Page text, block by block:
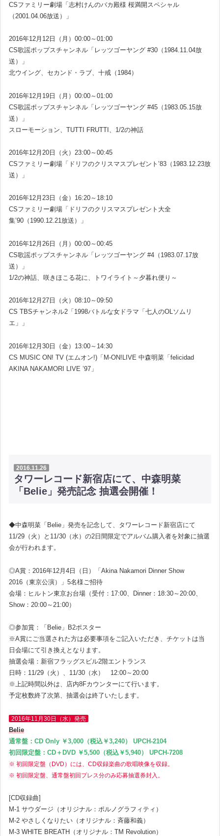
CSファミリー劇場「志村けんのバカ殿様 桜満開スペシャル
（2001.04.06放送）」
2016年12月12日（月）00:00～01:00
CS歌謡ポップスチャンネル「レッツゴーヤング #30（1984.11.04放
送）」
北ウイング、セカンド・ラブ、十戒（1984）
2016年12月19日（月）00:00～01:00
CS歌謡ポップスチャンネル「レッツゴーヤング #45（1983.05.15放
送）」
スローモーション、TUTTI FRUTTI、1/2の神話
2016年12月20日（火）23:00～00:45
CSファミリー劇場「ドリフのクリスマスプレゼント’83（1983.12.23放
送）」
2016年12月23日（金）16:20～18:10
CSファミリー劇場「ドリフのクリスマスプレゼント大全
集’90（1990.12.21放送）」
2016年12月26日（月）00:00～00:45
CS歌謡ポップスチャンネル「レッツゴーヤング #4（1983.07.17放
送）」
1/2の神話、咲きほこる花に、トワイライト～夕暮れ便り～
2016年12月27日（火）08:10～09:50
CS TBSチャンネル2「1998バトルな女ドラマ「七人のOLソムリ
エ」」
2016年12月30日（金）13:00～14:30
CS MUSIC ON! TV (エムオン!)「M-ON!LIVE 中森明菜「felicidad
AKINA NAKAMORI LIVE ’97」
2016.11.26
タワーレコード新宿店にて、中森明菜
「Belie」発売記念 抽選会開催！
◆中森明菜「Belie」発売を記念して、タワーレコード新宿店にて
11/29（火）と11/30（水）の2日間限定でアルバム購入者を対象に抽選
会が行われます。
◎A賞：2016年12月4日（日）「Akina Nakamori Dinner Show
2016（東京公演）」5名様ご招待
会場：ヒルトン東京お台場（受付：17:00、Dinner：18:30～20:00、
Show：20:00～21:00）
◎参加賞：「Belie」B2ポスター
※A賞にご当選された方は必要事項をご記入いただき、チケットは当
日会場にて引き換えとなります。
抽選会場：新宿フラッグスビル2階エントランス
日時：11/29（火）、11/30（水） 12:00～20:00
※上記時間以外は、店内8Fカウンターにて行います。
予定枚数終了次第、抽選会は終了いたします。
2016年11月30日（水）発売
Belie
通常盤：CD Only ￥3,000（税込￥3,240） UPCH-2104
初回限定盤：CD＋DVD ￥5,500（税込￥5,940） UPCH-7208
※ 初回限定盤（DVD）には、CD収録楽曲の歌唱映像を収録。
※ 初回限定盤、通常盤初回プレス分のみ応募抽選券封入。
[CD収録曲]
M-1 サウダージ（オリジナル：ポルノグラフィティ）
M-2 やさしくなりたい（オリジナル：斉藤和義）
M-3 WHITE BREATH（オリジナル：TM Revolution）